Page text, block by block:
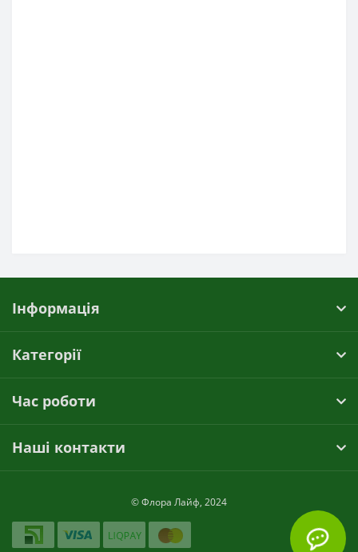
Інформація
Категорії
Час роботи
Наші контакти
© Флора Лайф, 2024